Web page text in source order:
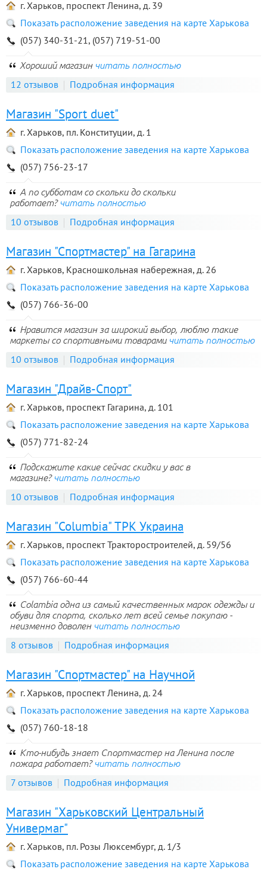
г. Харьков, проспект Ленина, д. 39
Показать расположение заведения на карте Харькова
(057) 340-31-21, (057) 719-51-00
Хороший магазин читать полностью
12 отзывов Подробная информация
Магазин "Sport duet"
г. Харьков, пл. Конституции, д. 1
Показать расположение заведения на карте Харькова
(057) 756-23-17
А по субботам со скольки до скольки
работает? читать полностью
10 отзывов Подробная информация
Магазин "Спортмастер" на Гагарина
г. Харьков, Красношкольная набережная, д. 26
Показать расположение заведения на карте Харькова
(057) 766-36-00
Нравится магазин за широкий выбор, люблю такие
маркеты со спортивными товарами читать полностью
10 отзывов Подробная информация
Магазин "Драйв-Спорт"
г. Харьков, проспект Гагарина, д. 101
Показать расположение заведения на карте Харькова
(057) 771-82-24
Подскажите какие сейчас скидки у вас в
магазине? читать полностью
10 отзывов Подробная информация
Магазин "Columbia" ТРК Украина
г. Харьков, проспект Тракторостроителей, д. 59/56
Показать расположение заведения на карте Харькова
(057) 766-60-44
Colambia одна из самый качественных марок одежды и
обуви для спорта, сколько лет всей семье покупаю -
неизменно доволен читать полностью
8 отзывов Подробная информация
Магазин "Спортмастер" на Научной
г. Харьков, проспект Ленина, д. 24
Показать расположение заведения на карте Харькова
(057) 760-18-18
Кто-нибудь знает Спортмастер на Ленина после
пожара работает? читать полностью
7 отзывов Подробная информация
Магазин "Харьковский Центральный
Универмаг"
г. Харьков, пл. Розы Люксембург, д. 1/3
Показать расположение заведения на карте Харькова